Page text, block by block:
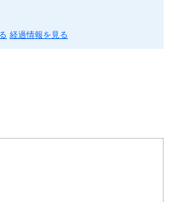
経過情報を見る